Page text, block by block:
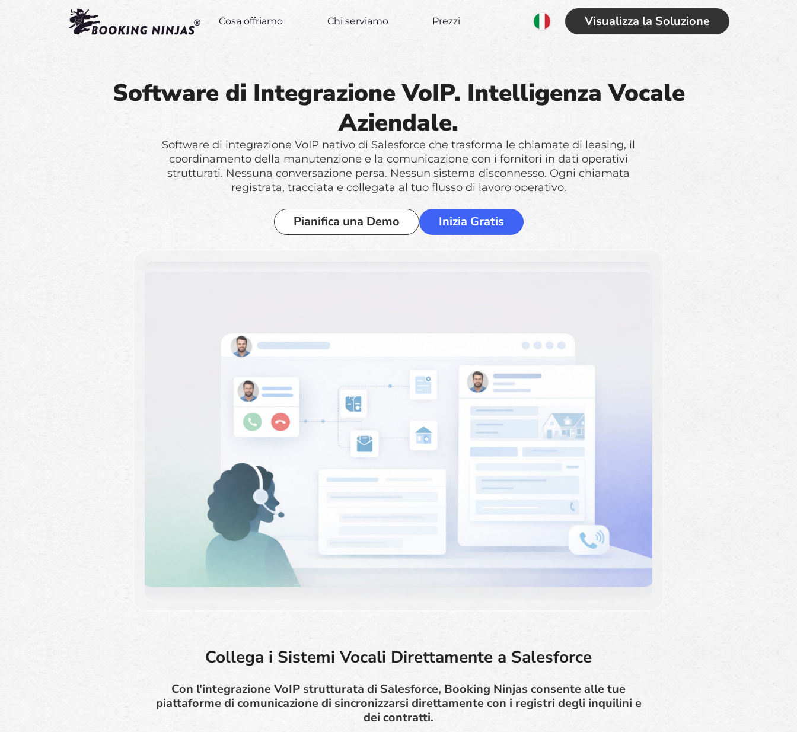
Visualizza la Soluzione
Cosa offriamo Chi serviamo Prezzi
Software di Integrazione VoIP. Intelligenza Vocale
Aziendale.
Software di integrazione VoIP nativo di Salesforce che trasforma le chiamate di leasing, il
coordinamento della manutenzione e la comunicazione con i fornitori in dati operativi
strutturati. Nessuna conversazione persa. Nessun sistema disconnesso. Ogni chiamata
registrata, tracciata e collegata al tuo flusso di lavoro operativo.
Pianifica una Demo Inizia Gratis
Collega i Sistemi Vocali Direttamente a Salesforce
Con l'integrazione VoIP strutturata di Salesforce, Booking Ninjas consente alle tue
piattaforme di comunicazione di sincronizzarsi direttamente con i registri degli inquilini e
dei contratti.